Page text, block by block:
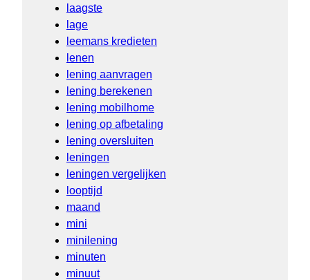
laagste
lage
leemans kredieten
lenen
lening aanvragen
lening berekenen
lening mobilhome
lening op afbetaling
lening oversluiten
leningen
leningen vergelijken
looptijd
maand
mini
minilening
minuten
minuut